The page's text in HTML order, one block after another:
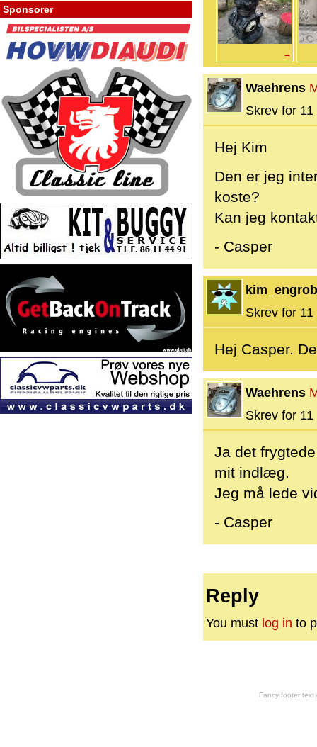
Sponsorer
→
Waehrens
Skrev for
Hej Kim
Den er jeg
koste?
Kan jeg
- Casper
kim_engrob
Skrev for
Hej Casper.
Waehrens
Skrev for
Ja det
mit indlæg.
Jeg må lede
- Casper
Reply
You must log in to
Fancy footer